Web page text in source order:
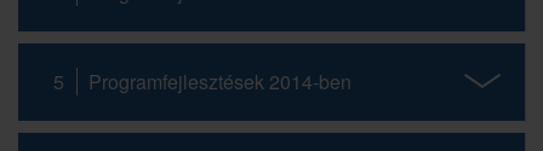
5 Programfejlesztések 2014-ben